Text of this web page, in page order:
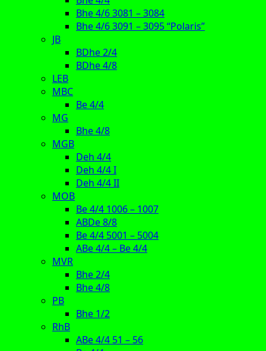
Bhe 4/6 3081 – 3084
Bhe 4/6 3091 – 3095 “Polaris”
JB
BDhe 2/4
BDhe 4/8
LEB
MBC
Be 4/4
MG
Bhe 4/8
MGB
Deh 4/4
Deh 4/4 I
Deh 4/4 II
MOB
Be 4/4 1006 – 1007
ABDe 8/8
Be 4/4 5001 – 5004
ABe 4/4 – Be 4/4
MVR
Bhe 2/4
Bhe 4/8
PB
Bhe 1/2
RhB
ABe 4/4 51 – 56